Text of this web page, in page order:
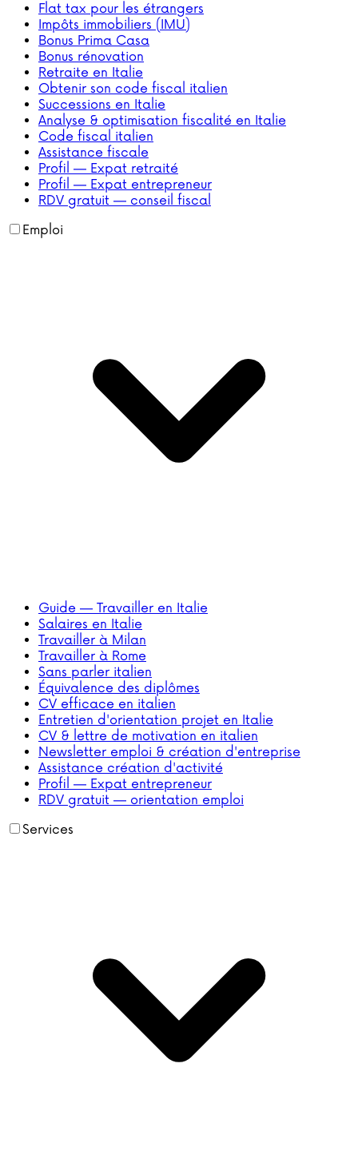
Flat tax pour les étrangers
Impôts immobiliers (IMU)
Bonus Prima Casa
Bonus rénovation
Retraite en Italie
Obtenir son code fiscal italien
Successions en Italie
Analyse & optimisation fiscalité en Italie
Code fiscal italien
Assistance fiscale
Profil — Expat retraité
Profil — Expat entrepreneur
RDV gratuit — conseil fiscal
Emploi
Guide — Travailler en Italie
Salaires en Italie
Travailler à Milan
Travailler à Rome
Sans parler italien
Équivalence des diplômes
CV efficace en italien
Entretien d'orientation projet en Italie
CV & lettre de motivation en italien
Newsletter emploi & création d'entreprise
Assistance création d'activité
Profil — Expat entrepreneur
RDV gratuit — orientation emploi
Services